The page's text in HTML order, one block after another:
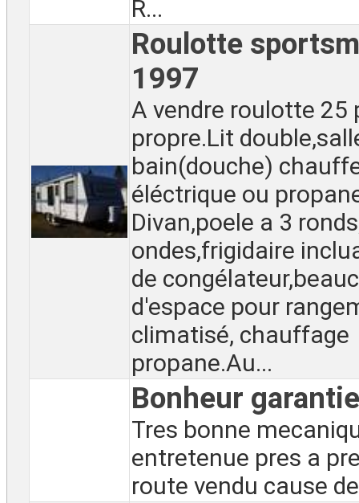
R...
Roulotte
1997
A vendre roulotte 25
propre.Lit
bain(douche)
éléctrique ou
Divan,poele a 3
ondes,frigidaire
de
d'espace pour
climatisé, chauffage
propane.Au...
Bonheur garantie
Tres bonne
entretenue pres a
route vendu cause